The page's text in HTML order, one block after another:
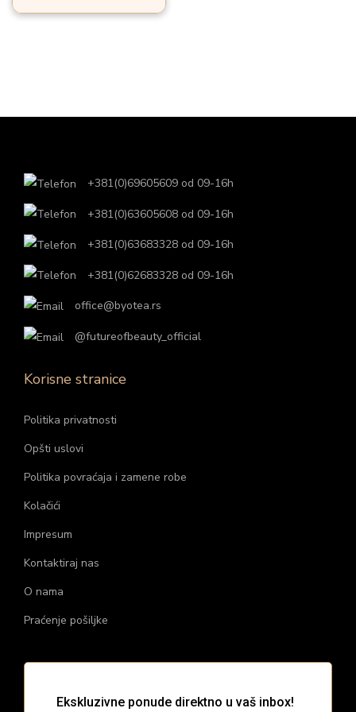
+381(0)69605609 od 09-16h
+381(0)63605608 od 09-16h
+381(0)63683328 od 09-16h
+381(0)62683328 od 09-16h
office@byotea.rs
@futureofbeauty_official
Korisne stranice
Politika privatnosti
Opšti uslovi
Politika povraćaja i zamene robe
Kolačići
Impresum
Kontaktiraj nas
O nama
Praćenje pošiljke